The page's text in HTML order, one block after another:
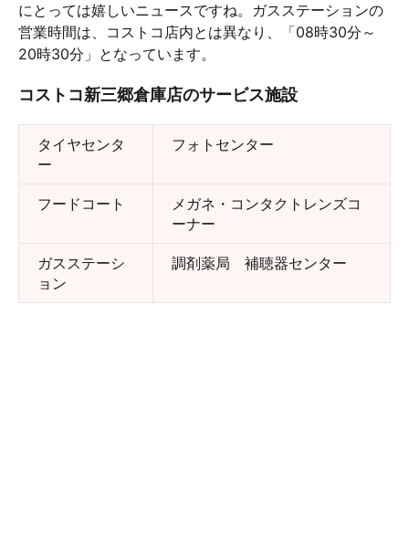
にとっては嬉しいニュースですね。ガスステーションの
営業時間は、コストコ店内とは異なり、「08時30分～
20時30分」となっています。
コストコ新三郷倉庫店のサービス施設
タイヤセンタ
ー
フォトセンター
フードコート
メガネ・コンタクトレンズコ
ーナー
ガスステーシ
ョン
調剤薬局 補聴器センター